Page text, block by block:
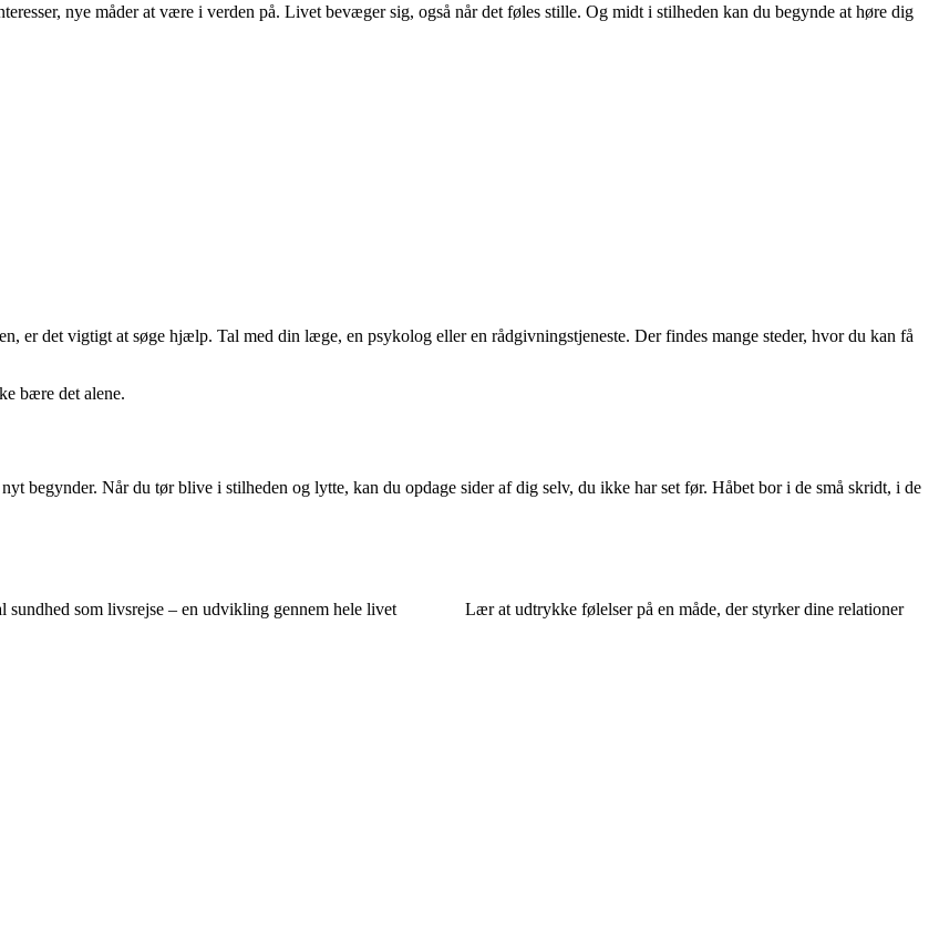
nye måder at være i verden på. Livet bevæger sig, også når det føles stille. Og midt i stilheden kan du begynde at høre dig
er det vigtigt at søge hjælp. Tal med din læge, en psykolog eller en rådgivningstjeneste. Der findes mange steder, hvor du kan få
bære det alene.
begynder. Når du tør blive i stilheden og lytte, kan du opdage sider af dig selv, du ikke har set før. Håbet bor i de små skridt, i de
sundhed som livsrejse – en udvikling gennem hele livet Lær at udtrykke følelser på en måde, der styrker dine relationer